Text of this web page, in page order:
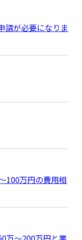
請が必要になりま
100万円の費用相